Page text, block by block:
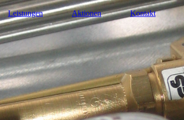
Leistungen Aktionen Kontakt